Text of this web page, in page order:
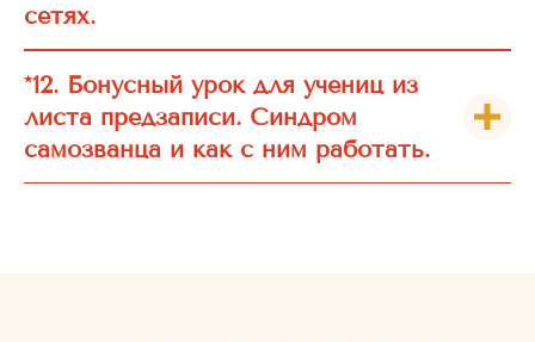
сетях.
*12. Бонусный урок для учениц из
листа предзаписи. Синдром
самозванца и как с ним работать.